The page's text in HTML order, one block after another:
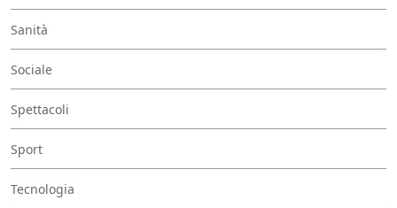
Sanità
Sociale
Spettacoli
Sport
Tecnologia